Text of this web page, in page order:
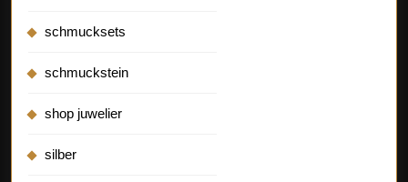
schmucksets
schmuckstein
shop juwelier
silber